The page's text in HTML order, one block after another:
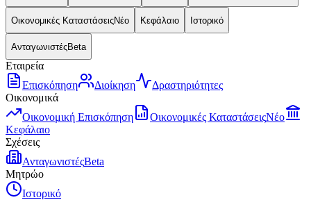
Οικονομικές ΚαταστάσειςΝέο Κεφάλαιο Ιστορικό
ΑνταγωνιστέςBeta
Εταιρεία
Επισκόπηση
Διοίκηση
Δραστηριότητες
Οικονομικά
Οικονομική Επισκόπηση
Οικονομικές ΚαταστάσειςΝέο
Κεφάλαιο
Σχέσεις
ΑνταγωνιστέςBeta
Μητρώο
Ιστορικό